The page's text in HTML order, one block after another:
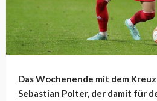
Das Wochenende mit dem
Sebastian Polter, der damit für